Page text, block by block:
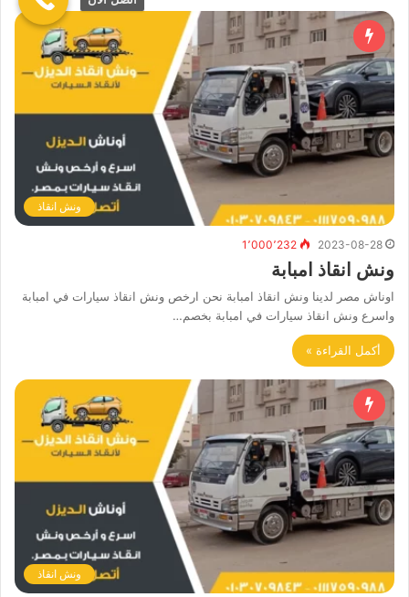
ونش انقاذ
2023-08-28 1٬000٬232
ونش انقاذ امبابة
اوناش مصر لدينا ونش انقاذ امبابة نحن ارخص ونش انقاذ سيارات في امبابة
واسرع ونش انقاذ سيارات في امبابة بخصم…
أكمل القراءة »
ونش انقاذ